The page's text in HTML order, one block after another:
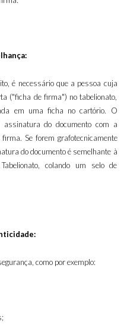
é necessário que a pessoa cuja
("ficha de firma") no tabelionato,
em uma ficha no cartório. O
assinatura do documento com a
Se forem grafotecnicamente
do documento é semelhante à
colando um selo de
como por exemplo: